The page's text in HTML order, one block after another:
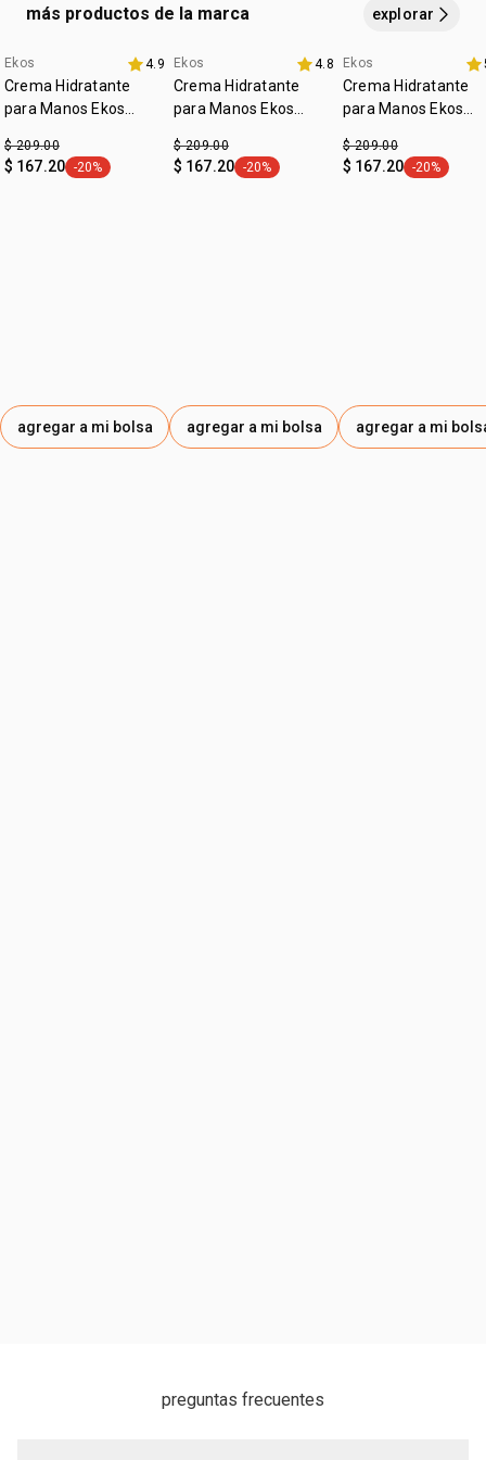
ESCARLATA 125, COLORANTE VIOLETA 60730, CLORURO
DE SODIO, SULFATO DE SODIO.
más productos de la marca explorar
Favoritos
Ekos 4.9
Crema Hidratante
para Manos Ekos
$ 209.00
$ 167.20 etiqueta -20%
-20%
agregar a mi bolsa
Imperdibles
Ekos 4.8
Crema Hidratante
para Manos Ekos
$ 209.00
$ 167.20 etiqueta -20%
-20%
agregar a mi bolsa
Ekos
Crema Hidratante
para Manos Ekos
$ 209.00
$ 167.20 etiqueta -
-20%
agregar a mi
preguntas frecuentes